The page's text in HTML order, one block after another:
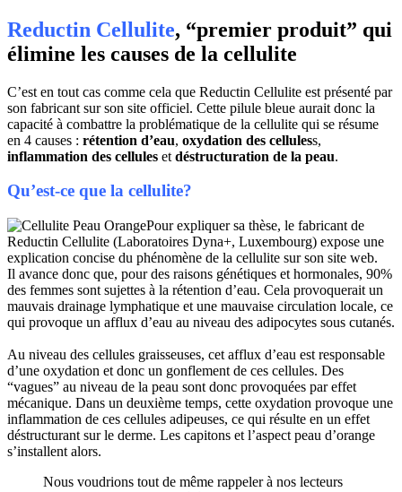
Reductin Cellulite, “premier produit” qui
élimine les causes de la cellulite
C’est en tout cas comme cela que Reductin Cellulite est présenté par
son fabricant sur son site officiel. Cette pilule bleue aurait donc la
capacité à combattre la problématique de la cellulite qui se résume
en 4 causes : rétention d’eau, oxydation des celluless,
inflammation des cellules et déstructuration de la peau.
Qu’est-ce que la cellulite?
Pour expliquer sa thèse, le fabricant de
Reductin Cellulite (Laboratoires Dyna+, Luxembourg) expose une
explication concise du phénomène de la cellulite sur son site web.
Il avance donc que, pour des raisons génétiques et hormonales, 90%
des femmes sont sujettes à la rétention d’eau. Cela provoquerait un
mauvais drainage lymphatique et une mauvaise circulation locale, ce
qui provoque un afflux d’eau au niveau des adipocytes sous cutanés.
Au niveau des cellules graisseuses, cet afflux d’eau est responsable
d’une oxydation et donc un gonflement de ces cellules. Des
“vagues” au niveau de la peau sont donc provoquées par effet
mécanique. Dans un deuxième temps, cette oxydation provoque une
inflammation de ces cellules adipeuses, ce qui résulte en un effet
déstructurant sur le derme. Les capitons et l’aspect peau d’orange
s’installent alors.
Nous voudrions tout de même rappeler à nos lecteurs